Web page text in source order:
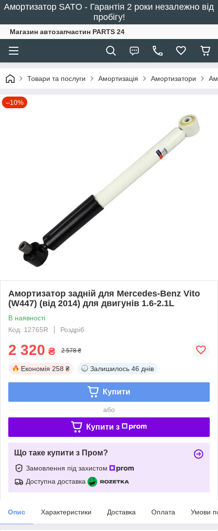
Амортизатор SATO - Гарантія 2 роки незалежно від
пробігу!
Магазин автозапчастин PARTS 24
Товари та послуги Амортизація Амортизатори
–10%
Амортизатор задній для Mercedes-Benz Vito
(W447) (від 2014) для двигунів 1.6-2.1L
В наявності
Код: 12765R
Роздріб
2 320 ₴ 2 578 ₴
Економія 258 ₴ Залишилось 46 днів
Купити
або
Купити з
Що таке купити з Пром?
Замовлення під захистом
Доступна доставка
Опис Характеристики Доставка Оплата Умови